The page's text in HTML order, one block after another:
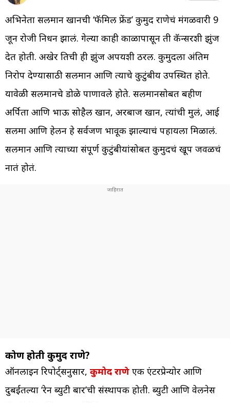
अभिनेता सलमान खानची ‘फॅमिली फ्रेंड’ कुमुद राणेचं मंगळवारी 9
जून रोजी निधन झालं. गेल्या काही काळापासून ती कॅन्सरशी झुंज
देत होती. अखेर तिची ही झुंज अपयशी ठरली. कुमुदला अंतिम
निरोप देण्यासाठी सलमान आणि त्याचे कुटुंबीय उपस्थित होते.
यावेळी सलमानचे डोळे पाणावले होते. सलमानसोबत बहीण
अर्पिता आणि भाऊ सोहैल खान, अरबाज खान, त्यांची मुलं, आई
सलमा आणि हेलन हे सर्वजण भावूक झाल्याचं पहायला मिळालं.
सलमान आणि त्याच्या संपूर्ण कुटुंबीयांसोबत कुमुदचं खूप जवळचं
नातं होतं.
कोण होती कुमुद राणे?
ऑनलाइन रिपोर्ट्सनुसार, कुमोद राणे एक एंटरप्रेन्योर आणि
दुबईतल्या ‘रेन ब्युटी बार’ची संस्थापक होती. ब्युटी आणि वेलनेस